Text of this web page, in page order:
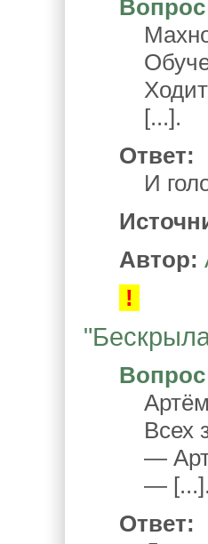
[...].
Ответ:
И
Автор:
!
Вопрос
Артём
Всех
—
— [...].
Ответ: